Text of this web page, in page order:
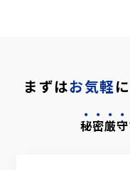
まずはお気軽
秘密厳守